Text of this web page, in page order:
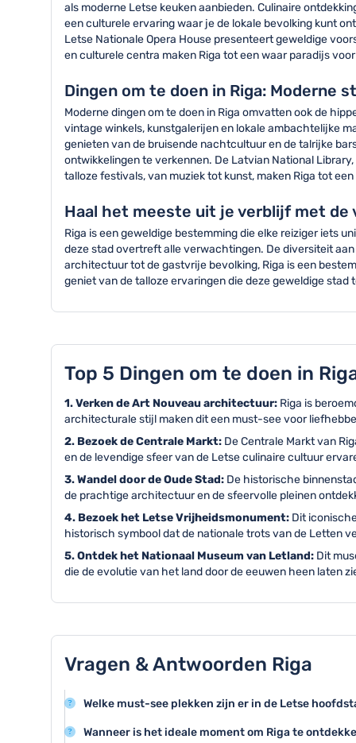
als moderne Letse keuken aanbieden. Culinaire
een culturele ervaring waar je de lokale bevolking kunt
Letse Nationale Opera House presenteert geweldige
en culturele centra maken Riga tot een waar paradijs
Dingen om te doen in Riga: Moderne
Moderne dingen om te doen in Riga omvatten ook de
vintage winkels, kunstgalerijen en lokale ambachtelijke
genieten van de bruisende nachtcultuur en de talrijke
ontwikkelingen te verkennen. De Latvian National
talloze festivals, van muziek tot kunst, maken Riga tot
Haal het meeste uit je verblijf met de
Riga is een geweldige bestemming die elke reiziger iets
deze stad overtreft alle verwachtingen. De diversiteit
architectuur tot de gastvrije bevolking, Riga is een
geniet van de talloze ervaringen die deze geweldige stad
Top 5 Dingen om te doen in
1. Verken de Art Nouveau architectuur: Riga is
architecturale stijl maken dit een must-see voor
2. Bezoek de Centrale Markt: De Centrale Markt van
en de levendige sfeer van de Letse culinaire cultuur
3. Wandel door de Oude Stad: De historische
de prachtige architectuur en de sfeervolle pleinen
4. Bezoek het Letse Vrijheidsmonument: Dit
historisch symbool dat de nationale trots van de Letten
5. Ontdek het Nationaal Museum van Letland: Dit
die de evolutie van het land door de eeuwen heen laten
Vragen & Antwoorden Riga
Welke must-see plekken zijn er in de Letse
Riga beschikt over een prachtige oude binnenstad
Wanneer is het ideale moment om Riga te